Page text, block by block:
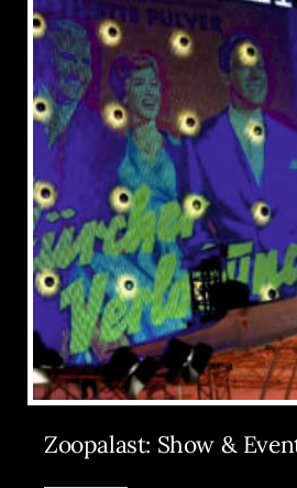
Zoopalast: Show &